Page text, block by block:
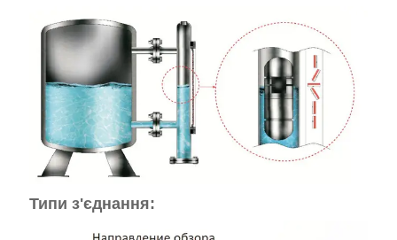
Типи з'єднання: